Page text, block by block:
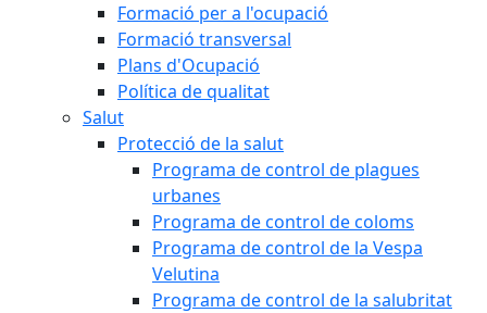
Formació per a l'ocupació
Formació transversal
Plans d'Ocupació
Política de qualitat
Salut
Protecció de la salut
Programa de control de plagues
urbanes
Programa de control de coloms
Programa de control de la Vespa
Velutina
Programa de control de la salubritat